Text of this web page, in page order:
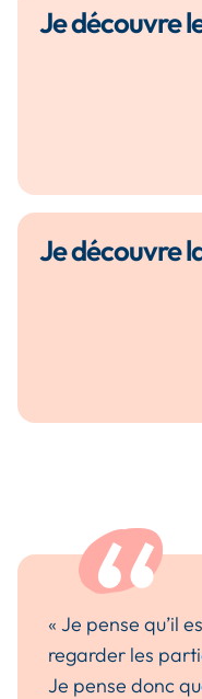
Je découvre
Je découvre
« Je pense qu’il
regarder les
Je pense donc